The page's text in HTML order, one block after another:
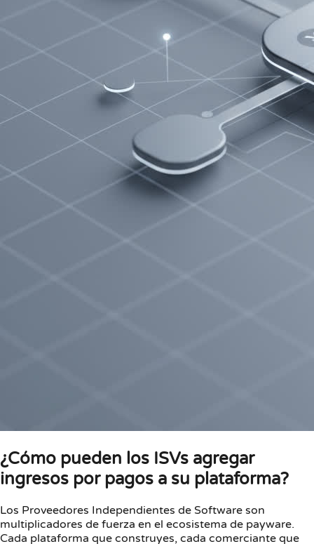
¿Cómo pueden los ISVs agregar
ingresos por pagos a su plataforma?
Los Proveedores Independientes de Software son
multiplicadores de fuerza en el ecosistema de payware.
Cada plataforma que construyes, cada comerciante que